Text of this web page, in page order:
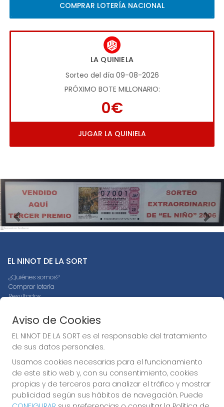
COMPRAR LOTERÍA NACIONAL
LA QUINIELA
Sorteo del día 09-08-2026
PRÓXIMO BOTE MILLONARIO:
0€
JUGAR LA QUINIELA
Imagen anterior
EL NINOT DE LA SORT
¿Quiénes somos?
Comprar lotería
Resultados
Empresas
Peñas
Boletos digitales
Acceso
REDES SOCIALES
Aviso de Cookies
EL NINOT DE LA SORT es el responsable del tratamiento
de sus datos personales.
Usamos cookies necesarias para el funcionamiento
de este sitio web y, con su consentimiento, cookies
propias y de terceros para analizar el tráfico y mostrar
publicidad según sus hábitos de navegación. Puede